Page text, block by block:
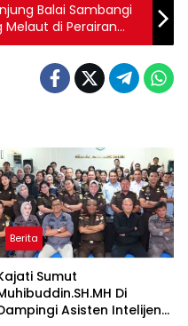
Balai Sambangi
Melaut di Perairan
Barang Ilegal Masuk
Berita
Sumut
Di
Asisten Intelijen